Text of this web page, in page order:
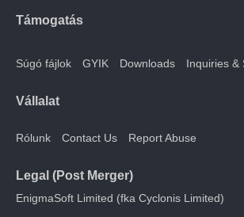
Támogatás
Súgó fájlok GYIK Downloads Inquiries &
Vállalat
Rólunk Contact Us Report Abuse
Legal (Post Merger)
EnigmaSoft Limited (fka Cyclonis Limited)